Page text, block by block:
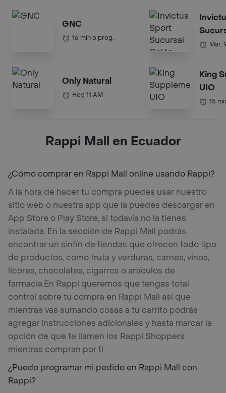
GNC
16 min o prog.
Only Natural
Hoy, 11 AM
Mar,
King
UIO
15
Rappi Mall en Ecuador
¿Cómo comprar en Rappi Mall online usando Rappi?
A la hora de hacer tu compra puedes usar nuestro
sitio web o nuestra app que la puedes descargar en
App Store o Play Store, si todavía no la tienes
instalada. En la sección de Rappi Mall podrás
encontrar un sinfín de tiendas que ofrecen todo tipo
de productos, como fruta y verduras, carnes, vinos,
licores, chocolates, cigarros o artículos de
farmacia.En Rappi queremos que tengas total
control sobre tu compra en Rappi Mall así que
mientras vas sumando cosas a tu carrito podrás
agregar instrucciones adicionales y hasta marcar la
opción de que te llamen los Rappi Shoppers
mientras compran por ti.
¿Puedo programar mi pedido en Rappi Mall con
Rappi?